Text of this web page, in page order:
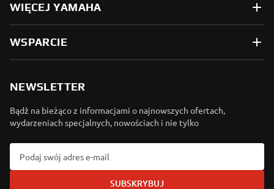
WIĘCEJ YAMAHA
WSPARCIE
NEWSLETTER
Bądź na bieżąco z informacjami o najnowszych ofertach,
wydarzeniach specjalnych, nowościach i nie tylko
SUBSKRYBUJ